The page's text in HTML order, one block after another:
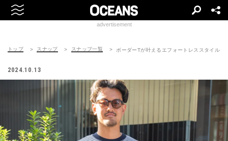
advertisement
トップ スナップ スナップ一覧 ボーダーTが叶えるエフォートレススタイル
2024.10.13